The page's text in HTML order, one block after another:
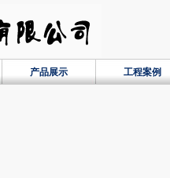
产品展示 工程案例